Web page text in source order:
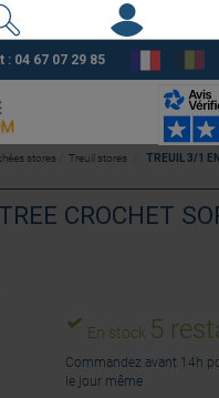
: 04 67 07 29 85
CROCHET
En stock 5
Commandez avant 14h
le jour même
stores Treuil stores
TREUIL 3/1